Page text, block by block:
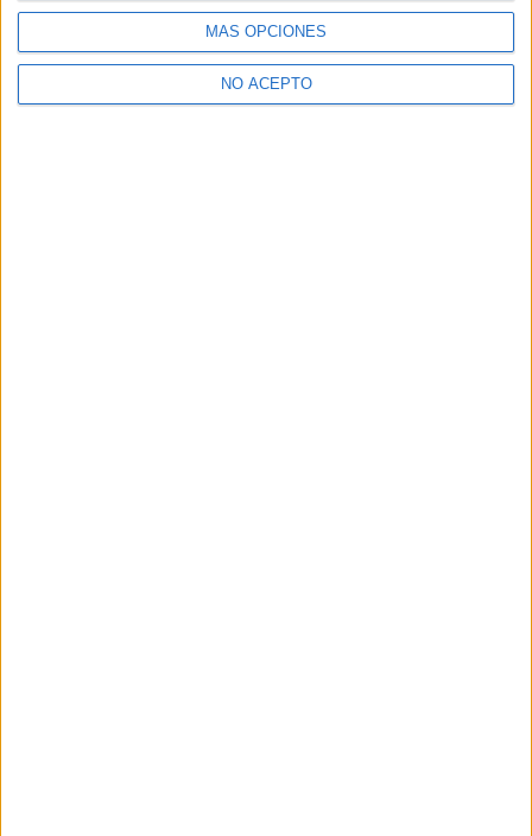
MÁS OPCIONES
NO ACEPTO